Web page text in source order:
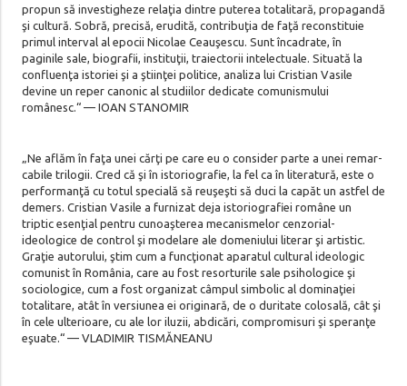
propun să investigheze relaţia dintre puterea totalitară, propa­gandă
şi cultură. Sobră, precisă, erudită, contribuţia de faţă reconstituie
pri­mul interval al epocii Nicolae Ceauşescu. Sunt încadrate, în
paginile sale, biografii, instituţii, traiectorii intelectuale. Situată la
confluenţa istoriei şi a ştiinţei politice, analiza lui Cristian Vasile
devine un reper canonic al studiilor dedicate comunismului
românesc.“ — IOAN STANOMIR
„Ne aflăm în faţa unei cărţi pe care eu o consider parte a unei remar­
ca­bile trilogii. Cred că şi în istoriografie, la fel ca în literatură, este o
performanţă cu totul specială să reuşeşti să duci la capăt un astfel de
demers. Cristian Vasile a furnizat deja istoriografiei române un
triptic esenţial pentru cunoaşterea mecanismelor cenzorial-
ideologice de con­trol şi modelare ale domeniului literar şi artistic.
Graţie autorului, ştim cum a funcţionat aparatul cultural ideologic
comunist în România, care au fost resorturile sale psihologice şi
sociologice, cum a fost orga­nizat câmpul simbolic al dominaţiei
totalitare, atât în versiunea ei originară, de o duritate colosală, cât şi
în cele ulterioare, cu ale lor iluzii, abdicări, compromisuri şi speranţe
eşuate.“ — VLADIMIR TISMĂNEANU